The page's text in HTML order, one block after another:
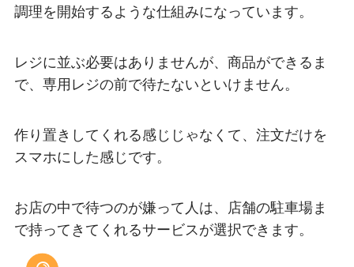
調理を開始するような仕組みになっています。
レジに並ぶ必要はありませんが、商品ができるま
で、専用レジの前で待たないといけません。
作り置きしてくれる感じじゃなくて、注文だけを
スマホにした感じです。
お店の中で待つのが嫌って人は、店舗の駐車場ま
で持ってきてくれるサービスが選択できます。